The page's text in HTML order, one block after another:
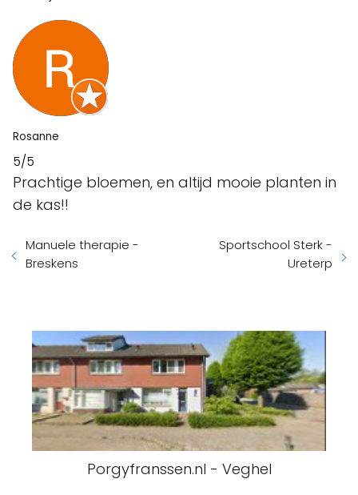
Rosanne
5/5
Prachtige bloemen, en altijd mooie planten in
de kas!!
Manuele therapie -
Breskens
Sportschool Sterk -
Ureterp
Porgyfranssen.nl - Veghel